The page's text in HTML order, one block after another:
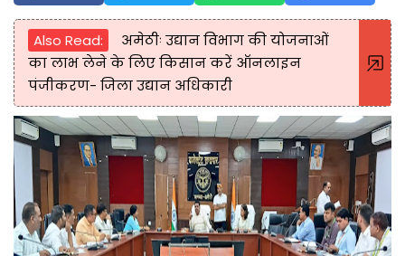
Also Read:
अमेठीः उद्यान विभाग की योजनाओं
का लाभ लेने के लिए किसान करें ऑनलाइन
पंजीकरण- जिला उद्यान अधिकारी